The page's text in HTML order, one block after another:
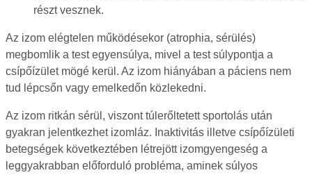
részt vesznek.
Az izom elégtelen működésekor (atrophia, sérülés)
megbomlik a test egyensúlya, mivel a test súlypontja a
csípőízület mögé kerül. Az izom hiányában a páciens nem
tud lépcsőn vagy emelkedőn közlekedni.
Az izom ritkán sérül, viszont túlerőltetett sportolás után
gyakran jelentkezhet izomláz. Inaktivitás illetve csípőízületi
betegségek következtében létrejött izomgyengeség a
leggyakrabban előforduló probléma, aminek súlyos